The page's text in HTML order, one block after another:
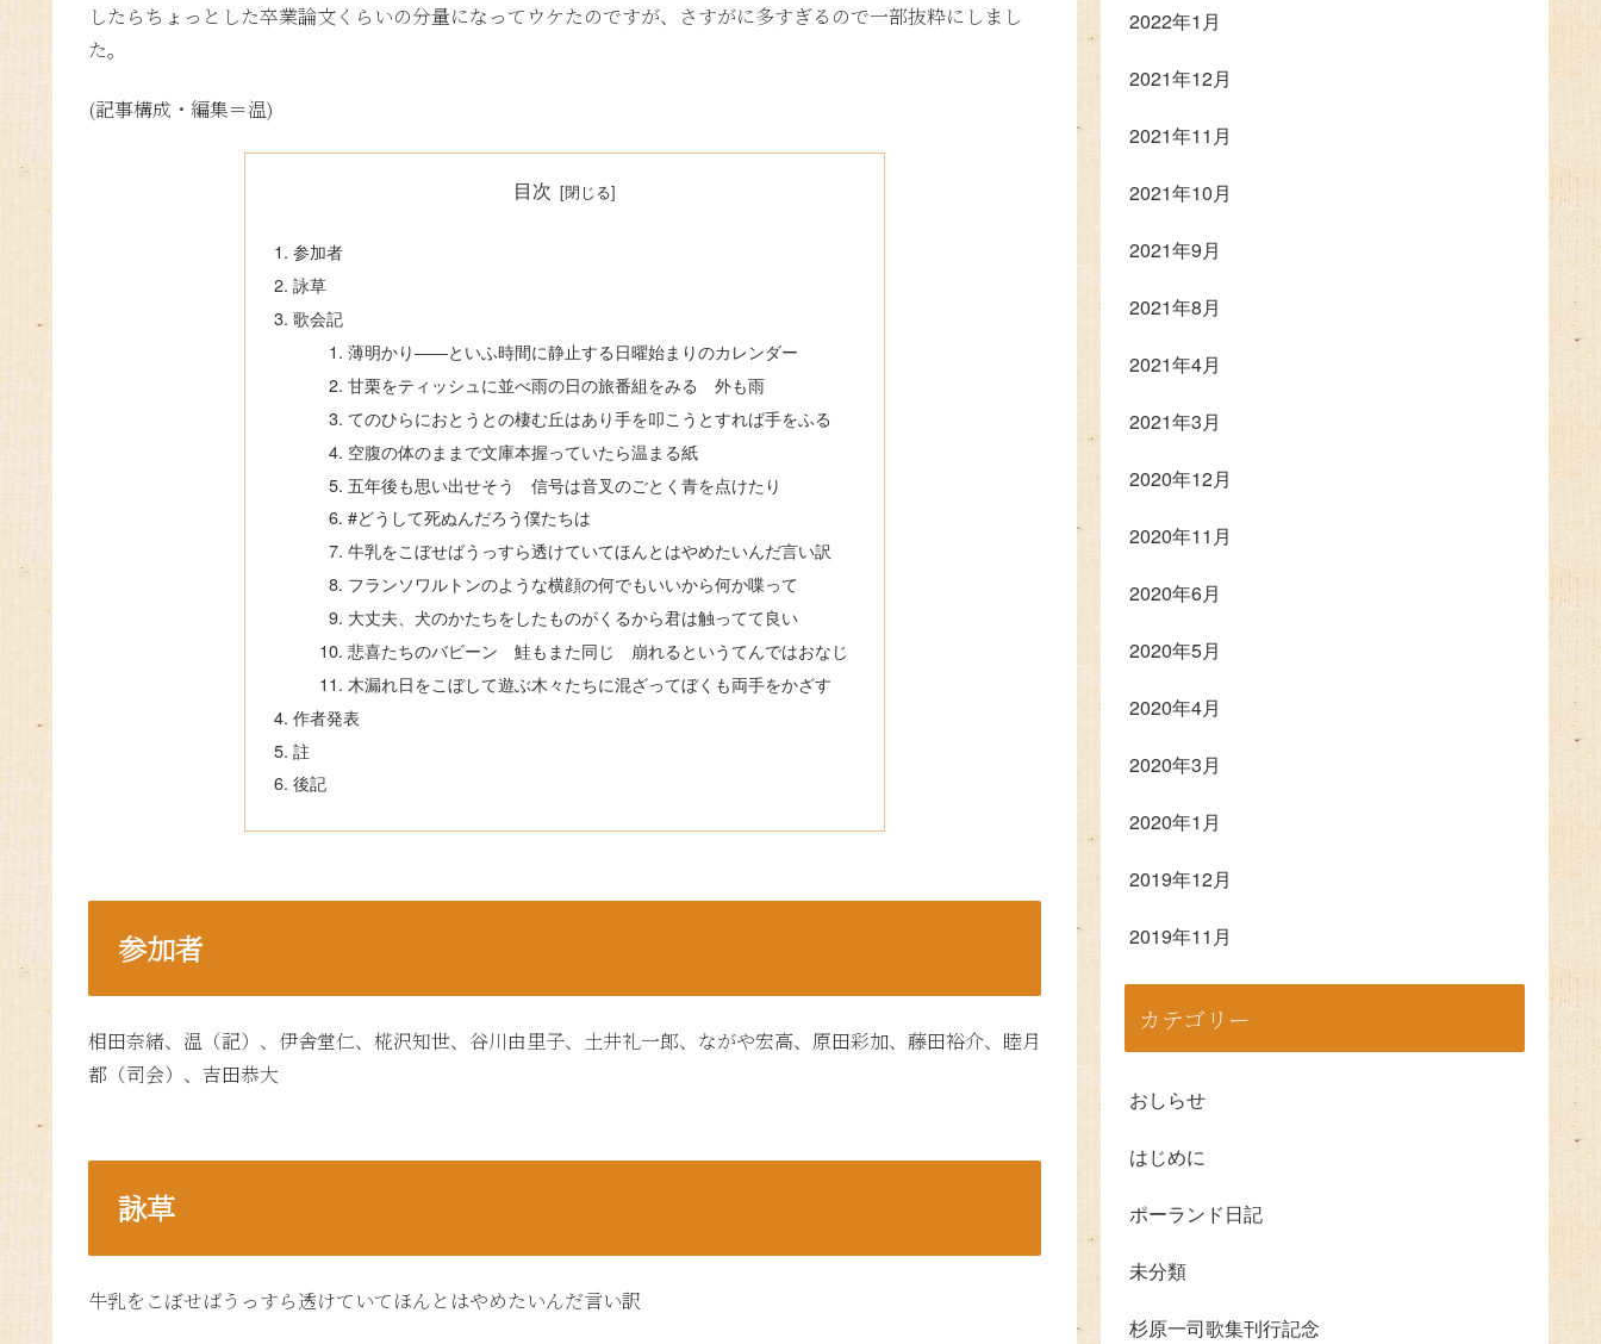
したらちょっとした卒業論文くらいの分量になってウケたのですが、さすがに多すぎるので一部抜粋にしまし
た。
(記事構成・編集＝温)
目次
参加者
詠草
歌会記
薄明かり――といふ時間に静止する日曜始まりのカレンダー
甘栗をティッシュに並べ雨の日の旅番組をみる 外も雨
てのひらにおとうとの棲む丘はあり手を叩こうとすれば手をふる
空腹の体のままで文庫本握っていたら温まる紙
五年後も思い出せそう 信号は音叉のごとく青を点けたり
#どうして死ぬんだろう僕たちは
牛乳をこぼせばうっすら透けていてほんとはやめたいんだ言い訳
フランソワルトンのような横顔の何でもいいから何か喋って
大丈夫、犬のかたちをしたものがくるから君は触ってて良い
悲喜たちのバビーン 鮭もまた同じ 崩れるというてんではおなじ
木漏れ日をこぼして遊ぶ木々たちに混ざってぼくも両手をかざす
作者発表
註
後記
参加者
相田奈緒、温（記）、伊舎堂仁、椛沢知世、谷川由里子、土井礼一郎、ながや宏高、原田彩加、藤田裕介、睦月
都（司会）、吉田恭大
詠草
牛乳をこぼせばうっすら透けていてほんとはやめたいんだ言い訳
2022年1月
2021年12月
2021年11月
2021年10月
2021年9月
2021年8月
2021年4月
2021年3月
2020年12月
2020年11月
2020年6月
2020年5月
2020年4月
2020年3月
2020年1月
2019年12月
2019年11月
カテゴリー
おしらせ
はじめに
ポーランド日記
未分類
杉原一司歌集刊行記念